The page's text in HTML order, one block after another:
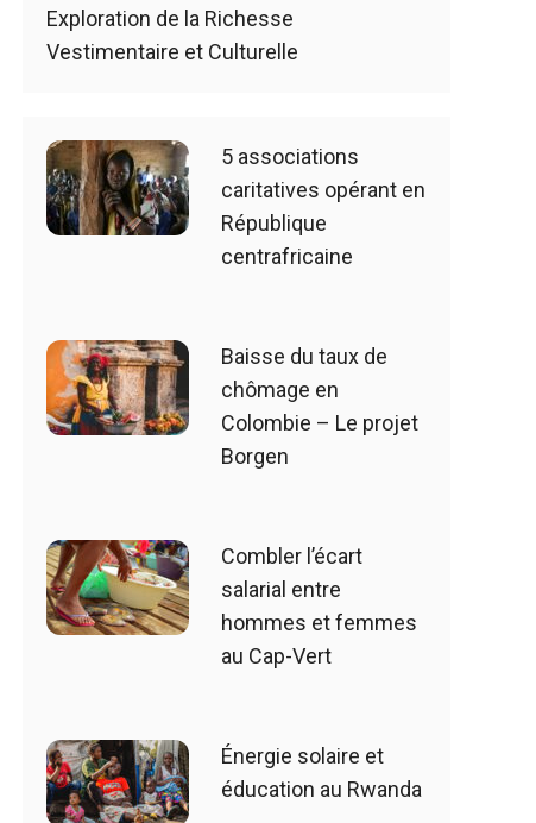
Exploration de la Richesse
Vestimentaire et Culturelle
5 associations
caritatives opérant en
République
centrafricaine
Baisse du taux de
chômage en
Colombie – Le projet
Borgen
Combler l’écart
salarial entre
hommes et femmes
au Cap-Vert
Énergie solaire et
éducation au Rwanda